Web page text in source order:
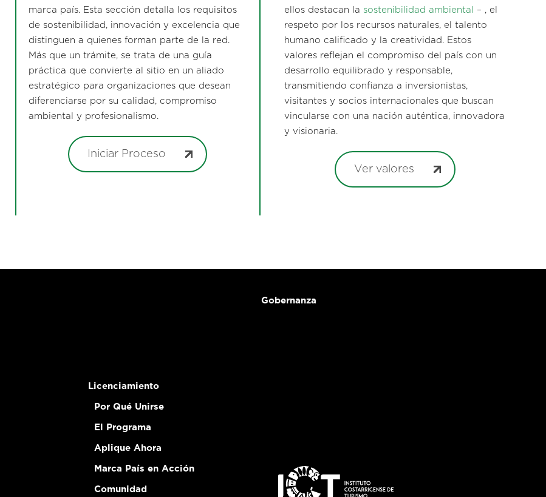
marca país. Esta sección detalla los requisitos
de sostenibilidad, innovación y excelencia que
distinguen a quienes forman parte de la red.
Más que un trámite, se trata de una guía
práctica que convierte al sitio en un aliado
estratégico para organizaciones que desean
diferenciarse por su calidad, compromiso
ambiental y profesionalismo.
Iniciar Proceso
ellos destacan la sostenibilidad ambiental
– , el
respeto por los recursos naturales, el talento
humano calificado y la creatividad. Estos
valores reflejan el compromiso del país con un
desarrollo equilibrado y responsable,
transmitiendo confianza a inversionistas,
visitantes y socios internacionales que buscan
vincularse con una nación auténtica, innovadora
y visionaria.
Ver valores
Licenciamiento
Por Qué Unirse
El Programa
Aplique Ahora
Marca País en Acción
Comunidad
Gobernanza